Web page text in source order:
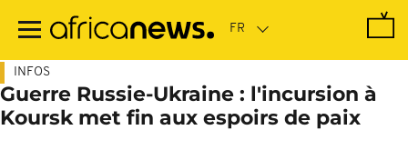
contenu
INFOS
Guerre Russie-Ukraine : l'incursion à
Koursk met fin aux espoirs de paix